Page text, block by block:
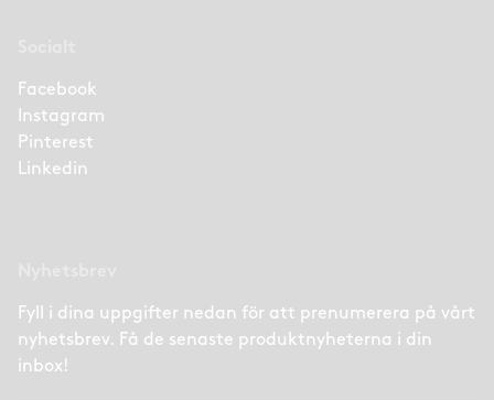
Facebook
Instagram
Pinterest
Linkedin
Fyll i dina uppgifter nedan för att prenumerera på vårt
nyhetsbrev. Få de senaste produktnyheterna i din
inbox!